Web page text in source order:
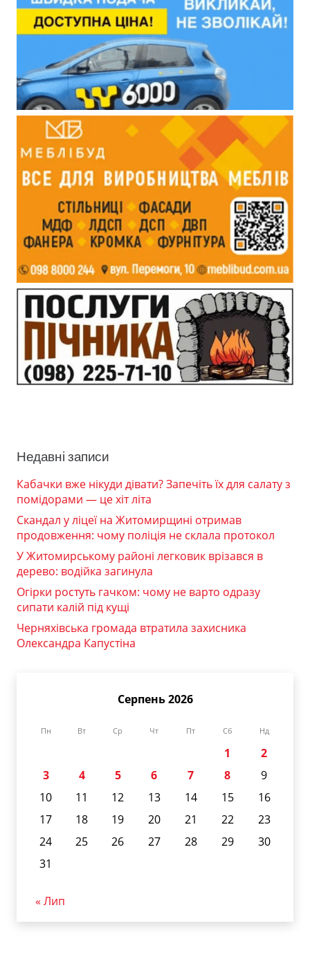
Недавні записи
Кабачки вже нікуди дівати? Запечіть їх для салату з
помідорами — це хіт літа
Скандал у ліцеї на Житомирщині отримав
продовження: чому поліція не склала протокол
У Житомирському районі легковик врізався в
дерево: водійка загинула
Огірки ростуть гачком: чому не варто одразу
сипати калій під кущі
Черняхівська громада втратила захисника
Олександра Капустіна
Серпень 2026
Пн Вт Ср Чт Пт Сб Нд
1
2
3
4 5 6 7 8
9
10
11 12 13 14 15
16
17
18 19 20 21 22
23
24
25 26 27 28 29
30
31
« Лип